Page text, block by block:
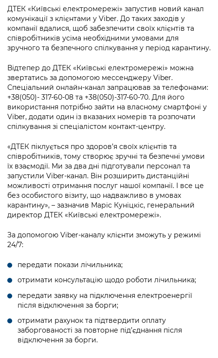
Рішення та розпорядження
Проєкти розпоряджень, що
перебувають на погодженні КМВА
Контактна інформація
Графік роботи та прийому громадян
Вакансії
Звернення громадян
Регуляторна діяльність
Промисловість і наука Києва
Підприємства, установи, організації
Kyiv International Relations
Річні звіти
Гендерна політика
Безбар'єрність
Київська міська військова адміністрація
Освіта та навчальні заклади
Дороги, транспорт та парковки
Навколишнє середовище міста
Містобудування та земельні ділянки
Культура, спорт, дозвілля
Бізнес та ліцензування
Фінанси та бюджет
Безпека та правопорядок
Ритуальні послуги
Іноземцям / For foreigners
Пам'ятки культурної спадщини
Портал Захисників та Захисниць
Міський застосунок Київ Цифровий
Важливе під час воєнного стану
Громадська експертиза
Громадський бюджет
Консультації з громадськістю
Громадська рада
Петиції
Відкритий бюджет
Контактний центр
Допомога учасникам АТО
Рада з питань внутрішньо переміщених
осіб при Київській міській військовій
адміністрації
«Ініціатива «Партнерство «Відкритий
Важливе під час воєнного стану
Інформація з обмеженим доступом
Подати запит онлайн
інших актів
Нормативна база
Питання і відповіді про публічну
інформацію
Порядок оскарження рішень, дій чи
бездіяльності розпорядників інформації
Звіти про опрацювання запитів на
публічну інформацію
Інформація для споживачів
Портал даних Києва
Публічні дашборди
Медіагалерея
Підписатися на новини та анонси від
КМДА / Subscribe to announcements
from the KCSA
Порядок акредитації медіа /
Accreditation process
Подати журналістський запит /
Submitting a media request
стану / Rules for media coverage of
hospitals at work under martial law
Контакти для медіа / Contacts for mass
media
Портал Послуг
ДТЕК «Київські електромережі» запустив новий канал
комунікації з клієнтами у Viber. До таких заходів у
компанії вдалися, щоб забезпечити своїх клієнтів та
співробітників усіма необхідними умовами для
зручного та безпечного спілкування у період карантину.
Відтепер до ДТЕК «Київські електромережі» можна
звертатись за допомогою мессенджеру Viber.
Спеціальний онлайн-канал запрацював за телефонами:
+38(050)- 317-60-08 та +38(050)-317-60-70. Для його
використання потрібно зайти на власному смартфоні у
Viber, додати один із вказаних номерів та розпочати
спілкування зі спеціалістом контакт-центру.
«ДТЕК піклується про здоров’я своїх клієнтів та
співробітників, тому створює зручні та безпечні умови
їх взаємодії. Ми за два дні підготували персонал та
запустили Viber-канал. Він розширить дистанційні
можливості отримання послуг нашої компанії. І все це
без особистого візиту, що надважливо в умовах
карантину», – зазначив Маріс Куніцкіс, генеральний
директор ДТЕК «Київські електромережі».
За допомогою Viber-каналу клієнти зможуть у режимі
24/7:
передати покази лічильника;
отримати консультацію щодо роботи лічильника;
передати заявку на підключення електроенергії
після відключення за борги;
отримати рахунок та підтвердити оплату
заборгованості за повторне під’єднання після
відключення за борги.